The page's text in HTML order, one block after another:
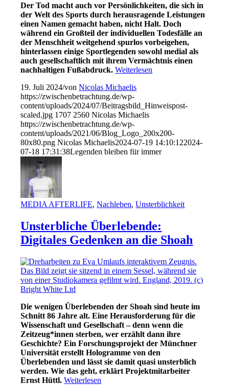
Der Tod macht auch vor Persönlichkeiten, die sich in
der Welt des Sports durch herausragende Leistungen
einen Namen gemacht haben, nicht Halt. Doch
während ein Großteil der individuellen Todesfälle an
der Menschheitweitgehendspurlos vorbeigehen,
hinterlassen einige Sportlegenden sowohl medial als
auch gesellschaftlich mit ihrem Vermächtnis einen
nachhaltigen Fußabdruck. Weiterlesen
19. Juli 2024/vonNicolas Michaelis
https://zwischenbetrachtung.de/wp-
content/uploads/2024/07/Beitragsbild_Hinweispost-
scaled.jpg 1707 2560 Nicolas Michaelis
https://zwischenbetrachtung.de/wp-
content/uploads/2021/06/Blog_Logo_200x200-
80x80.png Nicolas Michaelis2024-07-19 14:10:122024-
07-18 17:31:38Legenden bleiben für immer
MEDIA AFTERLIFE,Nachleben,Unsterblichkeit
Unsterbliche Überlebende:
Digitales Gedenken an die Shoah
Die wenigen Überlebenden der Shoah sind heute im
Schnitt 86 Jahre alt. Eine Herausforderungfür die
Wissenschaft und Gesellschaft –denn wenn die
Zeitzeug*innensterben, wer erzählt dann ihre
Geschichte? EinForschungsprojekt der Münchner
Universität erstelltHologramme von den
Überlebenden und lässt sie damit quasi unsterblich
werden. Wie das geht, erklärt Projektmitarbeiter
Ernst Hüttl. Weiterlesen